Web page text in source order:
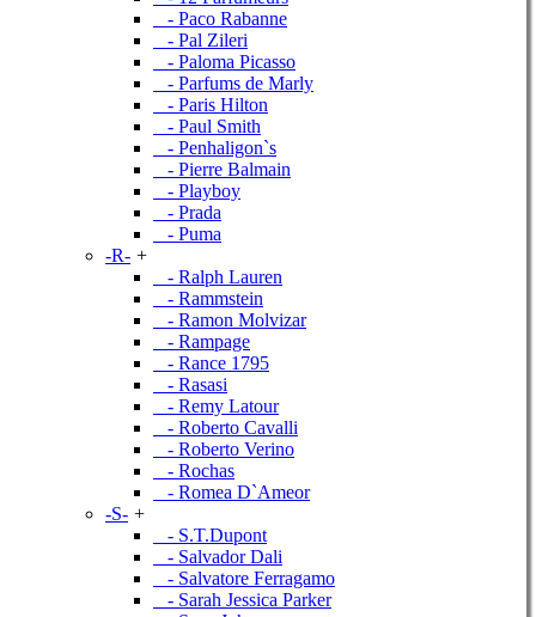
- Paco Rabanne
- Pal Zileri
- Paloma Picasso
- Parfums de Marly
- Paris Hilton
- Paul Smith
- Penhaligon`s
- Pierre Balmain
- Playboy
- Prada
- Puma
-R- +
- Ralph Lauren
- Rammstein
- Ramon Molvizar
- Rampage
- Rance 1795
- Rasasi
- Remy Latour
- Roberto Cavalli
- Roberto Verino
- Rochas
- Romea D`Ameor
-S- +
- S.T.Dupont
- Salvador Dali
- Salvatore Ferragamo
- Sarah Jessica Parker